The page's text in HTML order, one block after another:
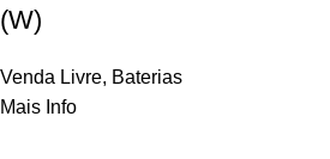
(W)
Venda Livre, Baterias
Mais Info